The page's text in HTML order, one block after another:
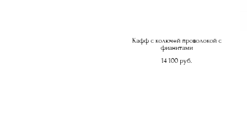
Кафф с колючей проволокой с
фианитами
14 100 pуб.